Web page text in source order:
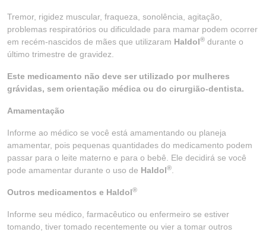
Tremor, rigidez muscular, fraqueza, sonolência, agitação,
problemas respiratórios ou dificuldade para mamar podem ocorrer
em recém-nascidos de mães que utilizaram Haldol® durante o
último trimestre de gravidez.
Este medicamento não deve ser utilizado por mulheres
grávidas, sem orientação médica ou do cirurgião-dentista.
Amamentação
Informe ao médico se você está amamentando ou planeja
amamentar, pois pequenas quantidades do medicamento podem
passar para o leite materno e para o bebê. Ele decidirá se você
pode amamentar durante o uso de Haldol®
Outros medicamentos e Haldol®
Informe seu médico, farmacêutico ou enfermeiro se estiver
tomando, tiver tomado recentemente ou vier a tomar outros